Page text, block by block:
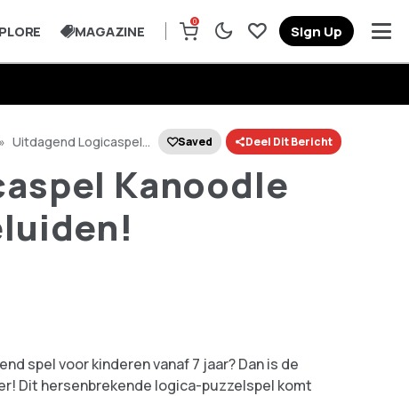
MAGAZINE
0
Sign Up
» Uitdagend Logicaspel
Saved Deel Dit Bericht
Kanoodle
spel voor kinderen vanaf 7 jaar? Dan is de
Dit hersenbrekende logica-puzzelspel komt